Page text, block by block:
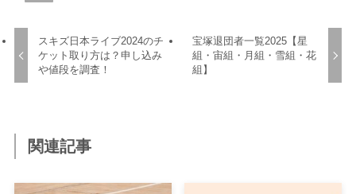
スキズ日本ライブ2024のチ
ケット取り方は？申し込み
や値段を調査！
宝塚退団者一覧2025【星
組・宙組・月組・雪組・花
組】
関連記事